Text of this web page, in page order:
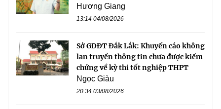
Hương Giang
13:14 04/08/2026
Sở GDĐT Đắk Lắk: Khuyến cáo không
lan truyền thông tin chưa được kiểm
chứng về kỳ thi tốt nghiệp THPT
Ngọc Giàu
20:34 03/08/2026